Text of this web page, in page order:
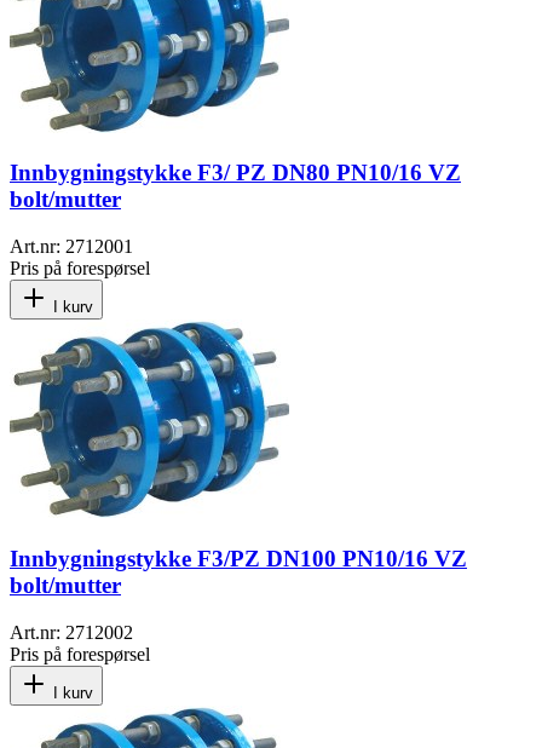
Innbygningstykke F3/ PZ DN80 PN10/16 VZ
bolt/mutter
Art.nr: 2712001
Pris på forespørsel
I kurv
Innbygningstykke F3/PZ DN100 PN10/16 VZ
bolt/mutter
Art.nr: 2712002
Pris på forespørsel
I kurv